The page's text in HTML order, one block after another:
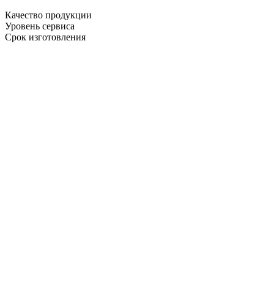
Качество продукции
Уровень сервиса
Срок изготовления